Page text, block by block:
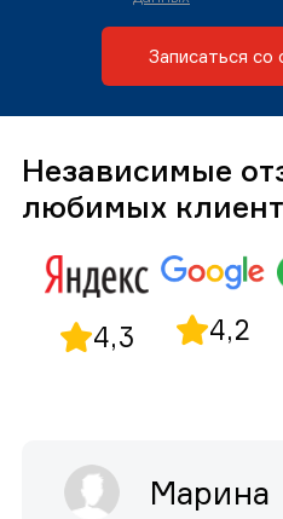
Записаться со
Независимые
любимых
4,3 4,2
Марина